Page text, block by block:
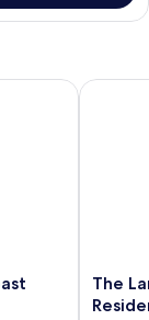
The
The
The